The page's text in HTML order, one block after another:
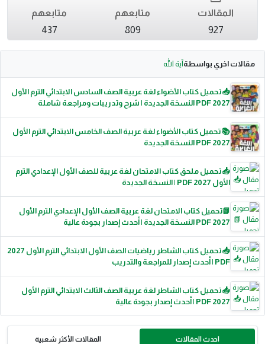
المقالات
927
متابعهم
809
متابعهم
437
مقالات اخري بواسطةآية الله
📥 تحميل كتاب الأضواء لغة عربية الصف السادس الابتدائي الترم الأول
2027 PDF النسخة الجديدة | شرح وتدريبات ومراجعة شاملة
📚 تحميل كتاب الأضواء لغة عربية الصف الخامس الابتدائي الترم الأول
2027 PDF النسخة الجديدة
📥 تحميل ملحق كتاب الامتحان لغة عربية للصف الأول الإعدادي الترم
الأول 2027 PDF | النسخة الجديدة
📗تحميل كتاب الامتحان لغة عربية الصف الأول الإعدادي الترم الأول
2027 PDF النسخة الجديدة | أحدث إصدار بجودة عالية
📥 تحميل كتاب الشاطر رياضيات الصف الأول الابتدائي الترم الأول 2027
PDF | أحدث إصدار للمراجعة والتدريب
📥 تحميل كتاب الشاطر لغة عربية الصف الثالث الابتدائي الترم الأول
2027 PDF | أحدث إصدار بجودة عالية
احدث المقالات المقالات الأكثر شعبية